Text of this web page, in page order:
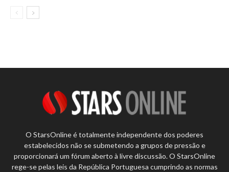
O StarsOnline é totalmente independente dos poderes
estabelecidos não se submetendo a grupos de pressão e
proporcionará um fórum aberto à livre discussão. O StarsOnline
rege-se pelas leis da República Portuguesa cumprindo as normas